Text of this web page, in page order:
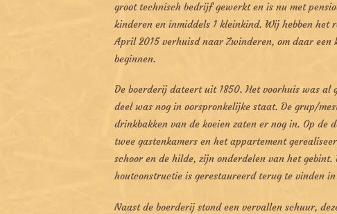
groot technisch bedrijf gewerkt en is nu met
kinderen en inmiddels 1 kleinkind. Wij hebben het
April 2015 verhuisd naar Zwinderen, om daar een
beginnen.
De boerderij dateert uit 1850. Het voorhuis was al
deel was nog in oorspronkelijke staat. De grup/
drinkbakken van de koeien zaten er nog in. Op de
twee gastenkamers en het appartement
schoor en de hilde, zijn onderdelen van het gebint.
houtconstructie is gerestaureerd terug te vinden in
Naast de boerderij stond een vervallen schuur,